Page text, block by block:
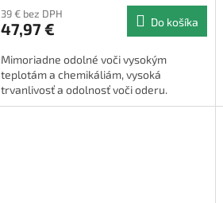
39 € bez DPH
47,97 € Do košíka
Mimoriadne odolné voči vysokým
teplotám a chemikáliám, vysoká
trvanlivosť a odolnosť voči oderu.